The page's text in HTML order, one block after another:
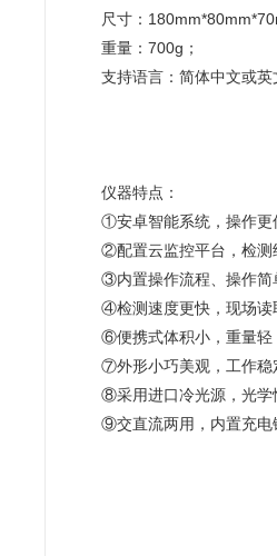
尺寸：
重量：700g；
支持语言：简体中文或英
仪器特点：
①安卓智能系统，操作更
②配置云监控平台，检测
③内置操作流程、操作简
④检测速度更快，现场读
⑥便携式体积小，重量轻
⑦外形小巧美观，工作稳
⑧采用进口冷光源，光学
⑨交直流两用，内置充电